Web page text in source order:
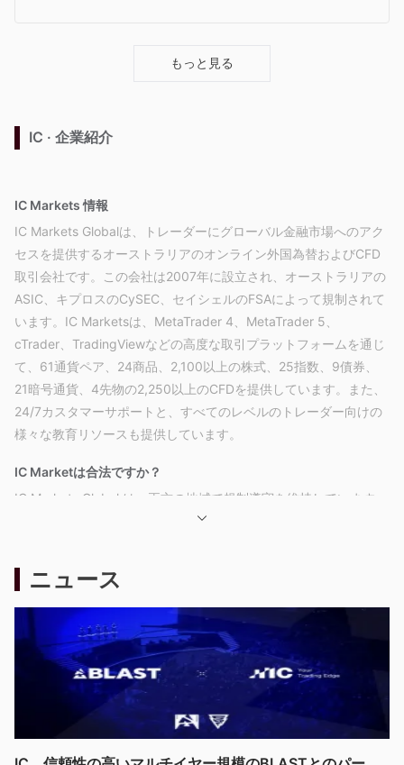
もっと見る
IC · 企業紹介
IC Markets 情報
IC Markets Globalは、トレーダーにグローバル金融市場へのアク
セスを提供するオーストラリアのオンライン外国為替およびCFD
取引会社です。この会社は2007年に設立され、オーストラリアの
ASIC、キプロスのCySEC、セイシェルのFSAによって規制されて
います。IC Marketsは、MetaTrader 4、MetaTrader 5、
cTrader、TradingViewなどの高度な取引プラットフォームを通じ
て、61通貨ペア、24商品、2,100以上の株式、25指数、9債券、
21暗号通貨、4先物の2,250以上のCFDを提供しています。また、
24/7カスタマーサポートと、すべてのレベルのトレーダー向けの
様々な教育リソースも提供しています。
IC Marketは合法ですか？
IC Markets Global は、両方の地域で規制遵守を維持しています
、これらの管轄区域におけるそれ
ーストラリア証券投資委員会 (ASIC) およびキプロス証券
取引所委員会 (CySEC)
築に貢献します。
IC Marketsのオーストラリア法人、INTERNATIONAL
CAPITAL MARKETS PTY. LTD.、ライセンス番号335692の
下でASICによって規制され、
マーケットメイキング (MM)
IC Markets ヨーロッパの事業体、
IC Markets (EU) Ltd
CySECにより規制番号 362/18 で規制され、マーケットメイキン
ニュース